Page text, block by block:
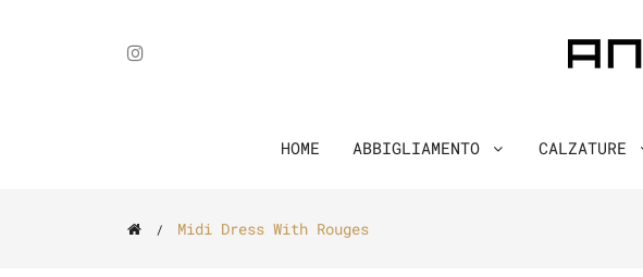
HOME ABBIGLIAMENTO CALZATURE
Midi Dress With Rouges